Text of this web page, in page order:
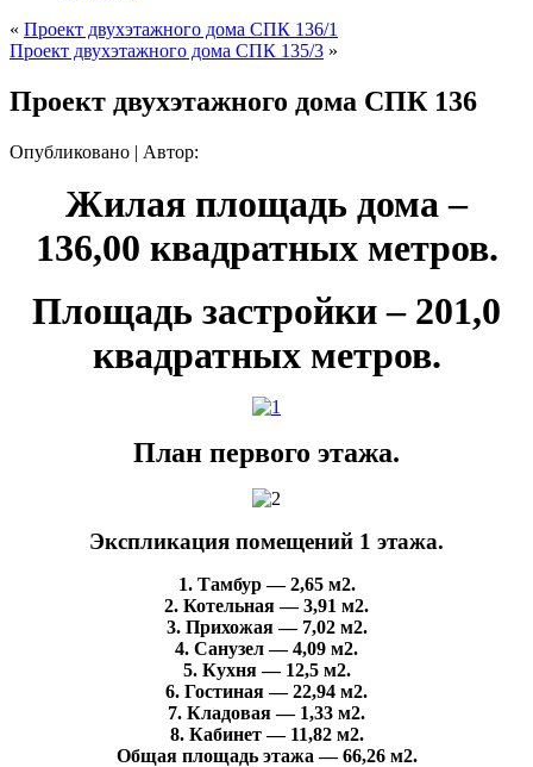
« Проект двухэтажного дома СПК 136/1
Проект двухэтажного дома СПК 135/3 »
Проект двухэтажного дома СПК 136
Опубликовано | Автор:
Жилая площадь дома –
136,00 квадратных метров.
Площадь застройки – 201,0
квадратных метров.
План первого этажа.
Экспликация помещений 1 этажа.
1. Тамбур — 2,65 м2.
2. Котельная — 3,91 м2.
3. Прихожая — 7,02 м2.
4. Санузел — 4,09 м2.
5. Кухня — 12,5 м2.
6. Гостиная — 22,94 м2.
7. Кладовая — 1,33 м2.
8. Кабинет — 11,82 м2.
Общая площадь этажа — 66,26 м2.